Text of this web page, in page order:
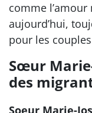
comme
aujourd’hui,
pour les
Sœur
des
Soeur Marie-